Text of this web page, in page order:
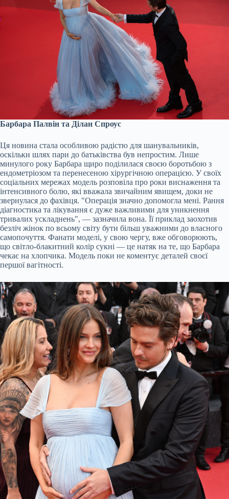
Барбара Палвін та Ділан Спроус
Ця новина стала особливою радістю для шанувальників,
оскільки шлях пари до батьківства був непростим. Лише
минулого року Барбара щиро поділилася своєю боротьбою з
ендометріозом та перенесеною хірургічною операцією. У своїх
соціальних мережах модель розповіла про роки виснаження та
інтенсивного болю, які вважала звичайним явищем, доки не
звернулася до фахівця. "Операція значно допомогла мені. Рання
діагностика та лікування є дуже важливими для уникнення
тривалих ускладнень", — зазначила вона. Її приклад заохотив
безліч жінок по всьому світу бути більш уважними до власного
самопочуття. Фанати моделі, у свою чергу, вже обговорюють,
що світло-блакитний колір сукні — це натяк на те, що Барбара
чекає на хлопчика. Модель поки не коментує деталей своєї
першої вагітності.